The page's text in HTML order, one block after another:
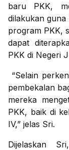
baru PKK,
dilakukan
program PKK,
dapat
PKK di Negeri
“Selain
pembekalan
mereka
PKK, baik di
IV,” jelas Sri.
Dijelaskan